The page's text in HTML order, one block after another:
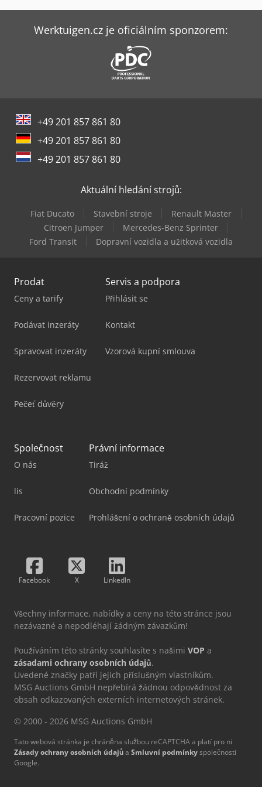
Gildemeister Gs 20-6
Haas Vf-3Ssyt
Haas Vf-3Yt
Hofmann Tfs 107
Kent Kgs-250Ahd
Metallkraft Fsm 2550
Werktuigen.cz je oficiálním sponzorem:
+49 201 857 861 80
+49 201 857 861 80
+49 201 857 861 80
Aktuální hledání strojů:
Fiat Ducato Stavební stroje
Renault Master
Citroen Jumper
Mercedes-Benz Sprinter
Ford Transit
Dopravní vozidla a užitková vozidla
Prodat
Ceny a tarify
Podávat inzeráty
Spravovat inzeráty
Rezervovat reklamu
Pečeť důvěry
Servis a podpora
Přihlásit se
Kontakt
Vzorová kupní smlouva
Společnost
O nás
lis
Pracovní pozice
Právní informace
Tiráž
Obchodní podmínky
Prohlášení o ochraně osobních údajů
Facebook X LinkedIn
Všechny informace, nabídky a ceny na této stránce jsou
nezávazné a nepodléhají žádným závazkům!
Používáním této stránky souhlasíte s našimi VOP a
zásadami ochrany osobních údajů.
Uvedené značky patří jejich příslušným vlastníkům.
MSG Auctions GmbH nepřebírá žádnou odpovědnost za
obsah odkazovaných externích internetových stránek.
© 2000 - 2026 MSG Auctions GmbH
Tato webová stránka je chráněna službou reCAPTCHA a platí pro ni
Zásady ochrany osobních údajůa Smluvní podmínkyspolečnosti
Google.